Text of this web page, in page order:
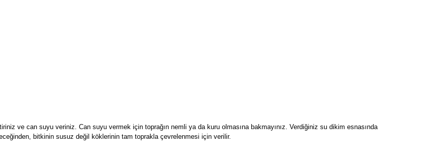
ve can suyu veriniz. Can suyu vermek için toprağın nemli ya da kuru olmasına bakmayınız. Verdiğiniz su dikim esnasında
bitkinin susuz değil köklerinin tam toprakla çevrelenmesi için verilir.